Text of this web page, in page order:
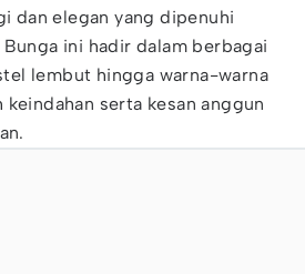
dan elegan yang dipenuhi
ini hadir dalam berbagai
lembut hingga warna-warna
keindahan serta kesan anggun